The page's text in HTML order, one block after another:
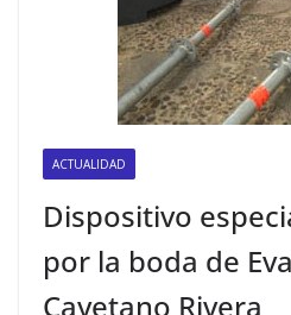
ACTUALIDAD
Dispositivo
por la boda de
Cayetano Rivera